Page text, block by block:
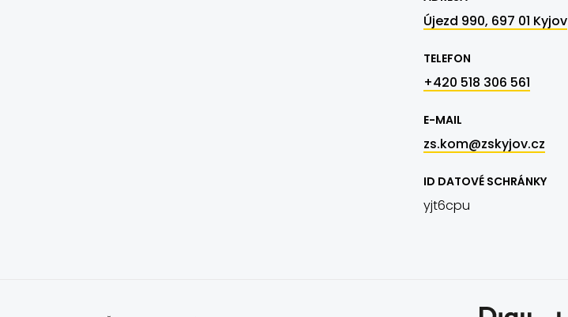
Újezd 990, 697 01 Kyjov
TELEFON
+420 518 306 561
E-MAIL
zs.kom@zskyjov.cz
ID DATOVÉ SCHRÁNKY
yjt6cpu